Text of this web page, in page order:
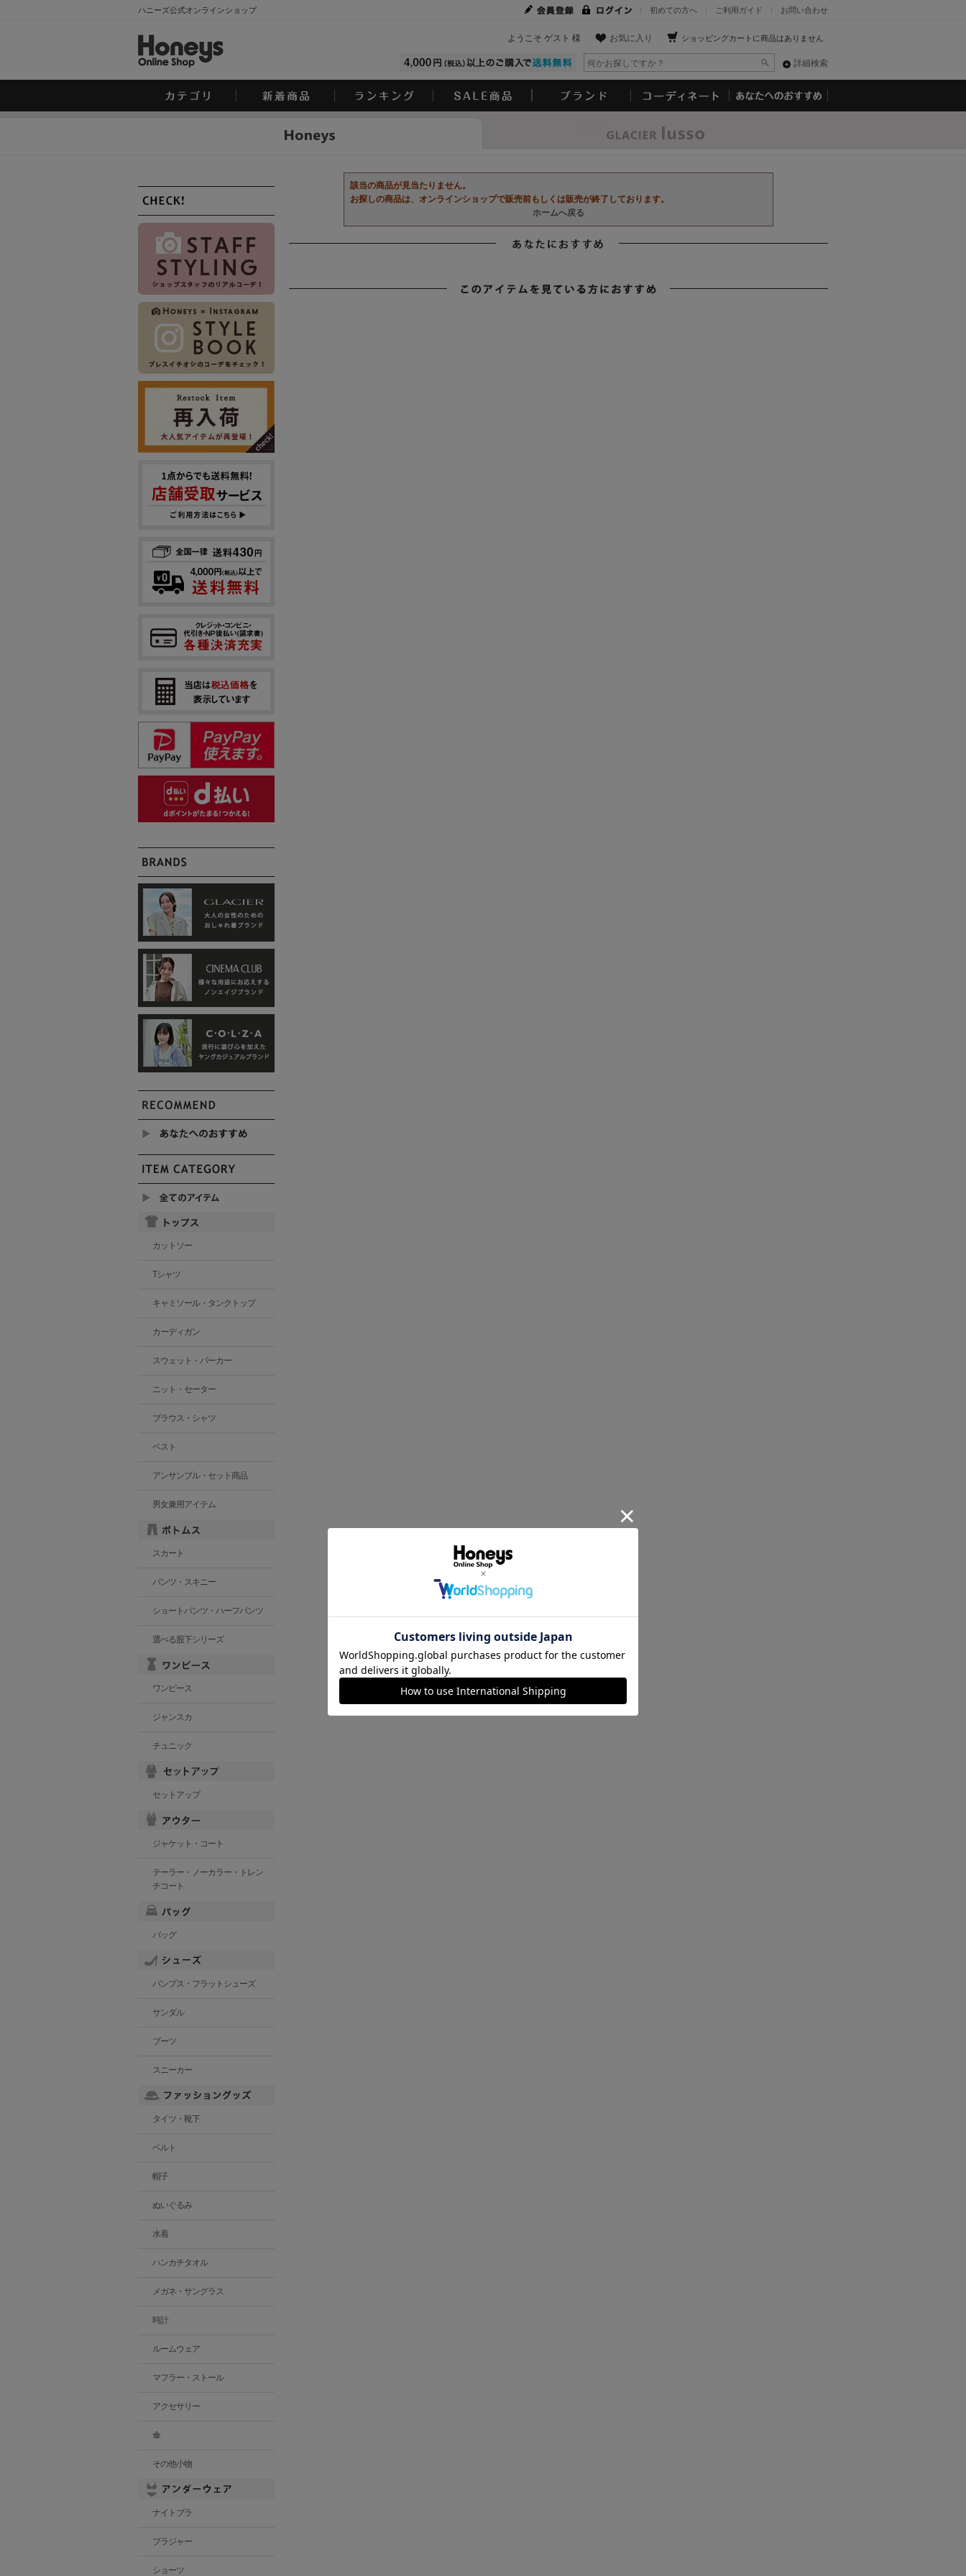
ハニーズ公式オンラインショップ お問い合わせ
ご利用ガイド
初めての方へ
ショッピングカートに商品はありません
お気に入り
ようこそ ゲスト 様
詳細検索
該当の商品が見当たりません。
お探しの商品は、オンラインショップで販売前もしくは販売が終了しております。
ホームへ戻る
カットソー
Tシャツ
キャミソール・タンクトップ
カーディガン
スウェット・パーカー
ニット・セーター
ブラウス・シャツ
ベスト
アンサンブル・セット商品
男女兼用アイテム
スカート
パンツ・スキニー
ショートパンツ・ハーフパンツ
選べる股下シリーズ
ワンピース
ジャンスカ
チュニック
セットアップ
ジャケット・コート
テーラー・ノーカラー・トレン
チコート
バッグ
パンプス・フラットシューズ
サンダル
ブーツ
スニーカー
タイツ・靴下
ベルト
帽子
ぬいぐるみ
水着
ハンカチタオル
メガネ・サングラス
時計
ルームウェア
マフラー・ストール
アクセサリー
傘
その他小物
ナイトブラ
ブラジャー
ショーツ